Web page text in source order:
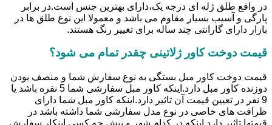
در واقع طلق ژله ای درجه یک،دارای بهترین جنس است.در برابر
پارگی و آسیب بسیار مقاوم می باشد و معمولا این نوع طلق ها در
بازار دارای گارانتی چند ساله برای تغییر رنگ هستند.
قیمت دوخت کاور ژلاتینی چقدر تمام می شود؟
قیمت دوخت کاور مبل بستگی به نوع سفارش شما و منصف بودن
دوزنده کاور مبل دارد.اینکه کاور مبل سفارشی شما 5 نفره باشد یا
9 نفر در تعیین قیمت آن تاثیر دارد.اینکه کاور مبل شما دارای
ظرافت های خاصی در نوع مدل سفارشی شما داشته باشد در
قیمتها تاثیر دارد.اینکه در کدام شهر و پیش چه کسی اینکار سفارش